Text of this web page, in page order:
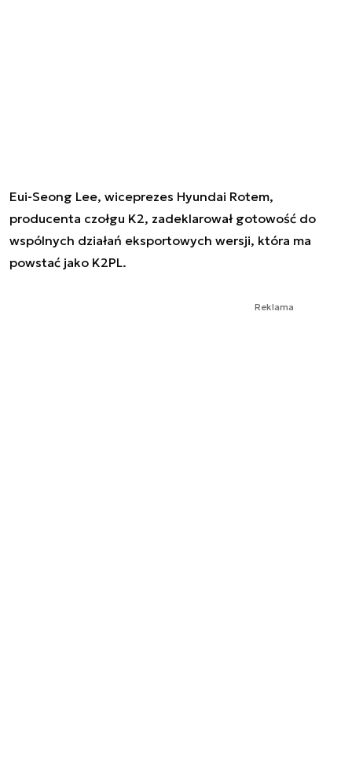
Eui-Seong Lee, wiceprezes Hyundai Rotem,
producenta czołgu K2, zadeklarował gotowość do
wspólnych działań eksportowych wersji, która ma
powstać jako K2PL.
Reklama